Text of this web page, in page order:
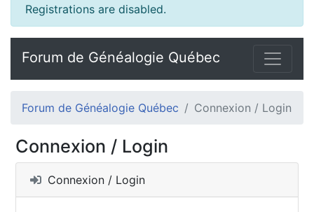
Registrations are disabled.
Forum de Généalogie Québec
Forum de Généalogie Québec Connexion / Login
Connexion / Login
Connexion / Login